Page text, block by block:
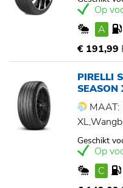
Op
A
€ 191,99
PIRELLI
SEASON
Geschikt
Op
C